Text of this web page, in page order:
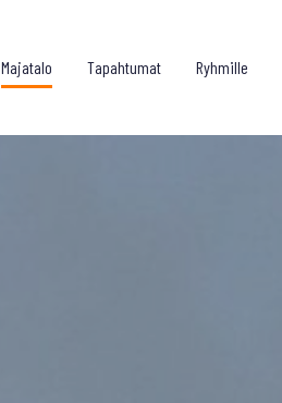
Majatalo Tapahtumat Ryhmille